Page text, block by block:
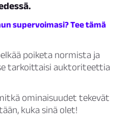
supervoimasi? Tee tämä
poiketa normista ja
tarkoittaisi auktoriteettia
ominaisuudet tekevät
kuka sinä olet!